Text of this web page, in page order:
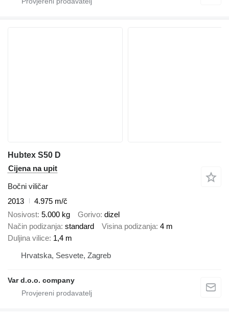
Hubtex S50 D
Cijena na upit
Bočni viličar
2013
4.975 m/č
Nosivost 5.000 kg Gorivo dizel
Način podizanja standard Visina podizanja 4 m
Duljina vilice 1,4 m
Hrvatska, Sesvete, Zagreb
Var d.o.o. company